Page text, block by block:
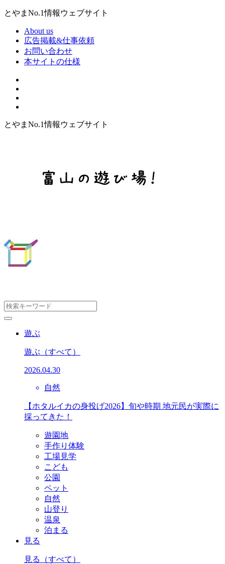
とやまNo.1情報ウェブサイト
About us
広告掲載&仕事依頼
お問い合わせ
本サイトの仕様
とやまNo.1情報ウェブサイト
遊ぶ
遊ぶ （すべて）
2026.04.30
自然
【ホタルイカの身投げ2026】旬や時期 地元民が実際に
採ってきた！
遊園地
手作り体験
工場見学
こども
公園
ペット
自然
山登り
温泉
泊まる
見る
見る （すべて）